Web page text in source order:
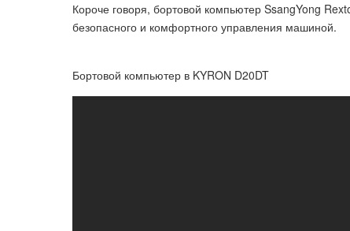
Короче говоря, бортовой компьютер SsangYong
безопасного и комфортного управления машиной.
Бортовой компьютер в KYRON D20DT